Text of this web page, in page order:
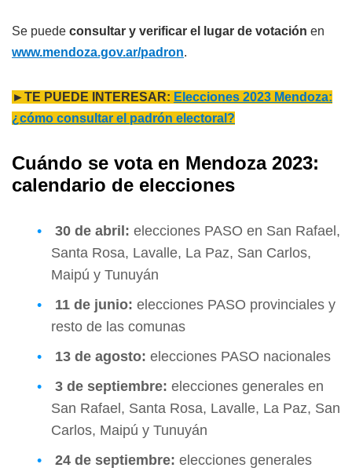
Se puede consultar y verificar el lugar de votación en
www.mendoza.gov.ar/padron.
►TE PUEDE INTERESAR: Elecciones 2023 Mendoza:
¿cómo consultar el padrón electoral?
Cuándo se vota en Mendoza 2023:
calendario de elecciones
30 de abril: elecciones PASO en San Rafael,
Santa Rosa, Lavalle, La Paz, San Carlos,
Maipú y Tunuyán
11 de junio: elecciones PASO provinciales y
resto de las comunas
13 de agosto: elecciones PASO nacionales
3 de septiembre: elecciones generales en
San Rafael, Santa Rosa, Lavalle, La Paz, San
Carlos, Maipú y Tunuyán
24 de septiembre: elecciones generales